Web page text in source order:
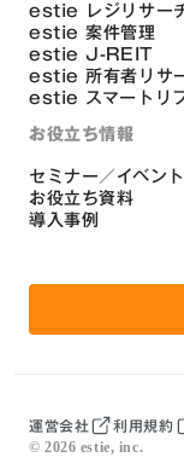
estie レジリサー
estie 案件管理
estie J-REIT
estie 所有者リサ
estie スマートリ
お役立ち情報
セミナー／イベント
お役立ち資料
導入事例
運営会社 利用規約
©2026 estie, inc.